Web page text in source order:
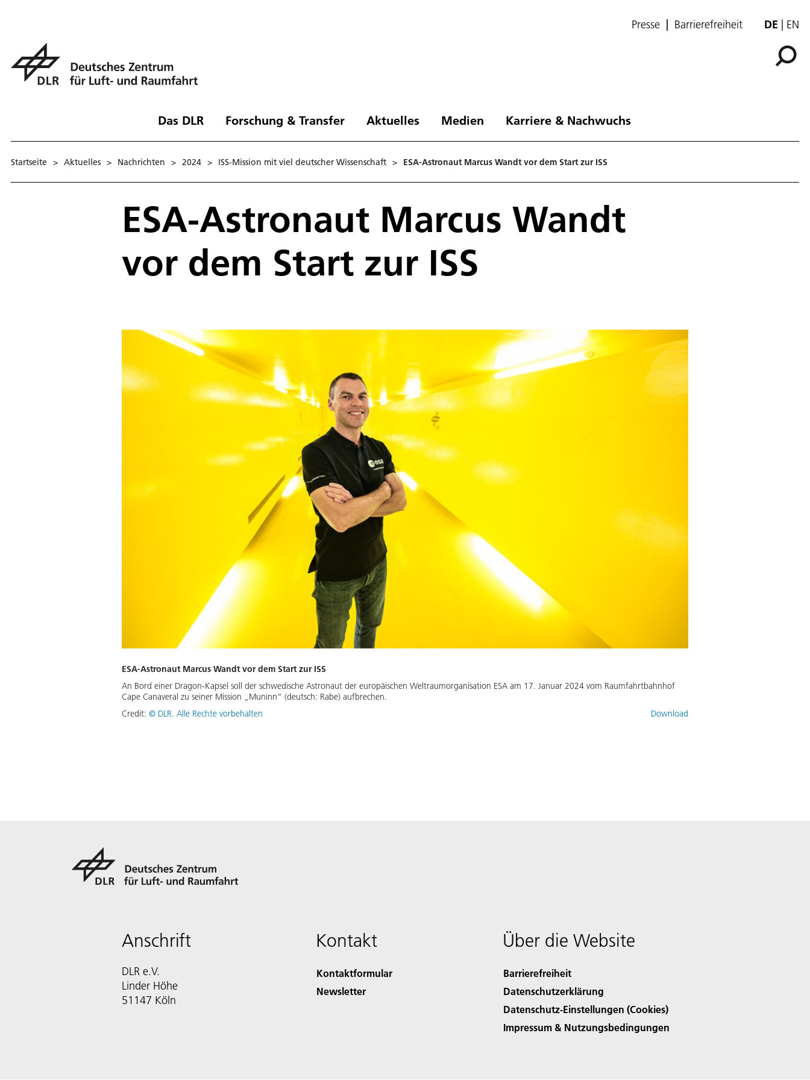
Presse Barrierefreiheit DE EN
Das DLR Forschung & Transfer Aktuelles Medien Karriere & Nachwuchs
Startseite > Aktuelles > Nachrichten > 2024 > ISS-Mission mit viel deutscher Wissenschaft > ESA-Astronaut Marcus Wandt vor dem Start zur ISS
ESA-Astronaut Marcus Wandt
vor dem Start zur ISS
ESA-Astronaut Marcus Wandt vor dem Start zur ISS
An Bord einer Dragon-Kapsel soll der schwedische Astronaut der europäischen Weltraumorganisation ESA am 17. Januar 2024 vom Raumfahrtbahnhof
Cape Canaveral zu seiner Mission „Muninn“ (deutsch: Rabe) aufbrechen.
Credit: © DLR. Alle Rechte vorbehalten Download
Anschrift
DLR e.V.
Linder Höhe
51147 Köln
Kontakt
Kontaktformular
Newsletter
Über die Website
Barrierefreiheit
Datenschutzerklärung
Datenschutz-Einstellungen (Cookies)
Impressum & Nutzungsbedingungen